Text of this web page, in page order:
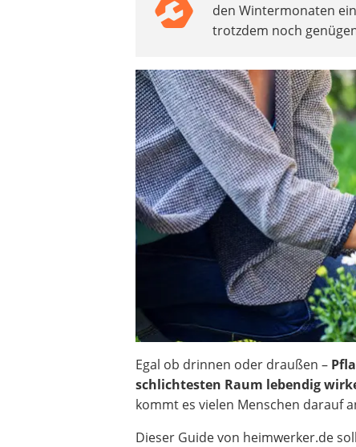
den Wintermonaten
trotzdem noch
Egal ob drinnen oder draußen –
schlichtesten Raum lebendig
kommt es vielen Menschen darauf
Dieser Guide von heimwerker.de